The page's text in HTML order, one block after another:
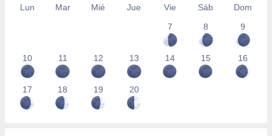
Lun Mar Mié Jue Vie Sáb
Dom
7
8 9
10 11 12 13 14 15 16
17 18 19 20